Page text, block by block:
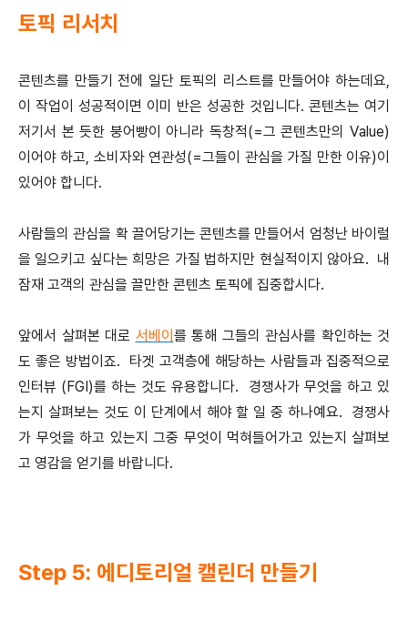
토픽 리서치
콘텐츠를 만들기 전에 일단 토픽의 리스트를 만들어야 하는데요,
이 작업이 성공적이면 이미 반은 성공한 것입니다. 콘텐츠는 여기
저기서 본 듯한 붕어빵이 아니라 독창적(=그 콘텐츠만의 Value)
이어야 하고, 소비자와 연관성(=그들이 관심을 가질 만한 이유)이
있어야 합니다.
사람들의 관심을 확 끌어당기는 콘텐츠를 만들어서 엄청난 바이럴
을 일으키고 싶다는 희망은 가질 법하지만 현실적이지 않아요. 내
잠재 고객의 관심을 끌만한 콘텐츠 토픽에 집중합시다.
앞에서 살펴본 대로 서베이 를 통해 그들의 관심사를 확인하는 것
도 좋은 방법이죠. 타겟 고객층에 해당하는 사람들과 집중적으로
인터뷰 (FGI)를 하는 것도 유용합니다. 경쟁사가 무엇을 하고 있
는지 살펴보는 것도 이 단계에서 해야 할 일 중 하나예요. 경쟁사
가 무엇을 하고 있는지 그중 무엇이 먹혀들어가고 있는지 살펴보
고 영감을 얻기를 바랍니다.
Step 5: 에디토리얼 캘린더 만들기